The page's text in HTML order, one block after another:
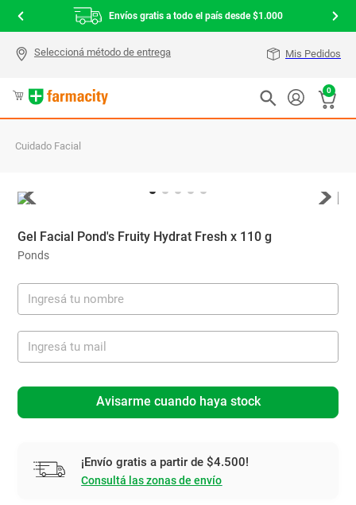
Envíos gratis a todo el país desde $1.000
Mis Pedidos
0
Cuidado Facial
Gel Facial Pond's Fruity Hydrat Fresh x 110 g
Ponds
Avisarme cuando haya stock
¡Envío gratis a partir de $4.500!
Consultá las zonas de envío